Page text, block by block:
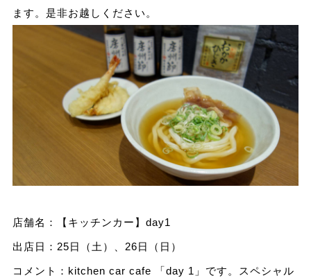
ます。是非お越しください。
店舗名：【キッチンカー】day1
出店日：25日（土）、26日（日）
コメント：kitchen car cafe 「day 1」です。スペシャル